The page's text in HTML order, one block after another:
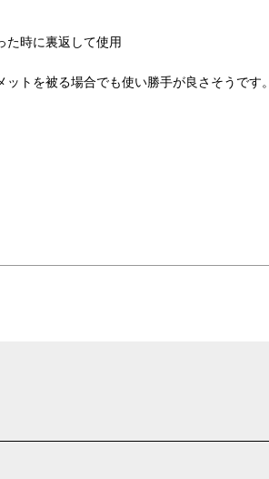
た時に裏返して使用
トを被る場合でも使い勝手が良さそうです。